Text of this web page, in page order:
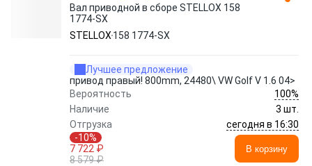
Вал приводной в сборе STELLOX 158
1774-SX
STELLOX 158 1774-SX
Лучшее предложение
привод правый! 800mm, 24480\ VW Golf V 1.6 04>
Вероятность
100%
Наличие
3 шт.
Отгрузка
сегодня в 16:30
-10%
7 722 ₽
8 579 ₽
В корзину